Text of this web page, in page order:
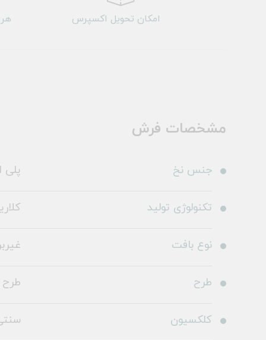
امکان تحویل اکسپرس
مشخصات فرش
جنس نخ پلی
تکنولوژی تولید
نوع بافت
طرح طرح
کلکسیون